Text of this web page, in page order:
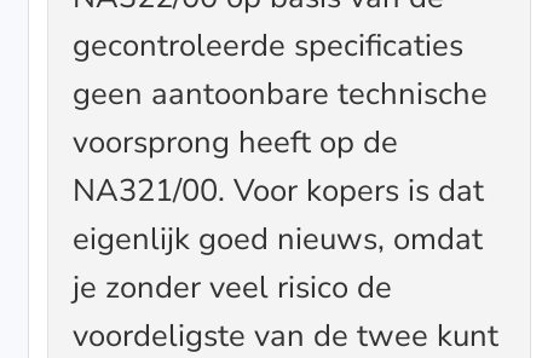
gecontroleerde specificaties
geen aantoonbare technische
voorsprong heeft op de
NA321/00. Voor kopers is dat
eigenlijk goed nieuws, omdat
je zonder veel risico de
voordeligste van de twee kunt